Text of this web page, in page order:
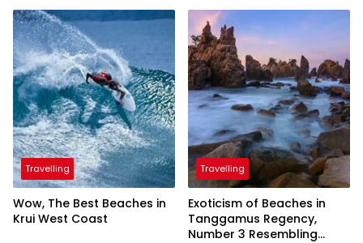
President
Travelling
Wow, The Best Beaches in
Krui West Coast
Travelling
Exoticism of Beaches in
Tanggamus Regency,
Number 3 Resembling